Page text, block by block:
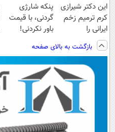
این دکتر شیرازی
کرم ترمیم زخم
ایرانی را
ساخت!!!
پنکه شارژی
گردنی، با قیمت
باور نکردنی!
بازگشت به بالای صفحه